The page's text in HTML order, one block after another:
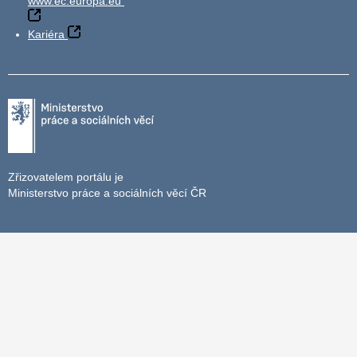
Kariéra
Zřizovatelem portálu je
Ministerstvo práce a sociálních věcí ČR